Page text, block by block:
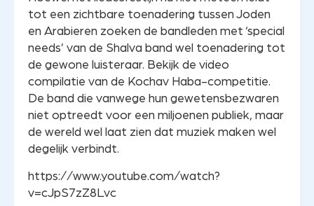
tot een zichtbare toenadering tussen Joden
en Arabieren zoeken de bandleden met ‘special
needs’ van de Shalva band wel toenadering tot
de gewone luisteraar. Bekijk de video
compilatie van de Kochav Haba-competitie.
De band die vanwege hun gewetensbezwaren
niet optreedt voor een miljoenen publiek, maar
de wereld wel laat zien dat muziek maken wel
degelijk verbindt.
https://www.youtube.com/watch?
v=cJpS7zZ8Lvc